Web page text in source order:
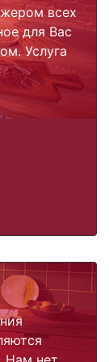
всех
для Вас
Услуга